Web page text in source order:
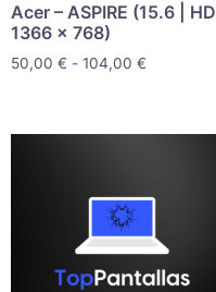
Acer – ASPIRE (15.6 | HD
1366 x 768)
50,00 € - 104,00 €